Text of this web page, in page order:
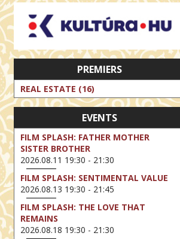
PREMIERS
REAL ESTATE (16)
EVENTS
FILM SPLASH: FATHER MOTHER
SISTER BROTHER
2026.08.11 19:30 - 21:30
FILM SPLASH: SENTIMENTAL VALUE
2026.08.13 19:30 - 21:45
FILM SPLASH: THE LOVE THAT
REMAINS
2026.08.18 19:30 - 21:30